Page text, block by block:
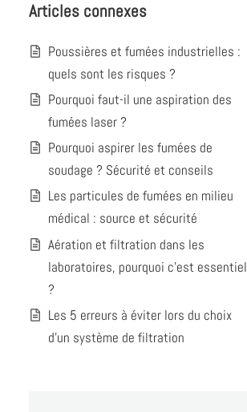
Articles connexes
Poussières et fumées industrielles :
quels sont les risques ?
Pourquoi faut-il une aspiration des
fumées laser ?
Pourquoi aspirer les fumées de
soudage ? Sécurité et conseils
Les particules de fumées en milieu
médical : source et sécurité
Aération et filtration dans les
laboratoires, pourquoi c’est essentiel
?
Les 5 erreurs à éviter lors du choix
d’un système de filtration